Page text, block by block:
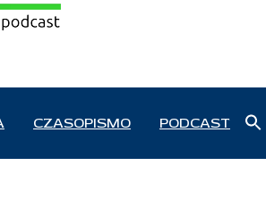
CZASOPISMO PODCAST